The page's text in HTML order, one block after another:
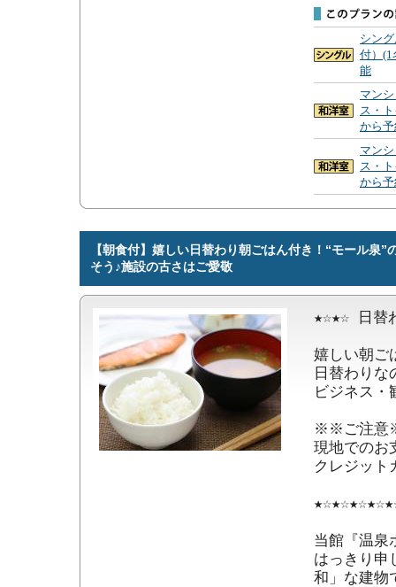
シン
付）(1
能
マン
ス・
から
マン
ス・
から
【朝食付】嬉しい日替わり朝ごはん付き！“モール泉”
そう♪施設の古さはご愛敬
★☆★☆ 日替
嬉しい朝ご
日替わり
ビジネス・
※※ご注
現地でのお
クレジット
当館『温泉
はっきり申
和」な建物